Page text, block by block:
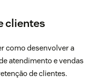
clientes
como desenvolver a
atendimento e vendas
de clientes.